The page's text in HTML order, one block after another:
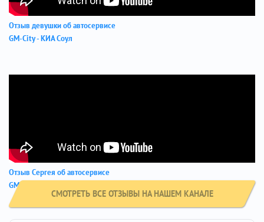
Отзыв девушки об автосервисе
GM-City - КИА Соул
Отзыв Сергея об автосервисе
GM City - Hyundai Elantra
СМОТРЕТЬ ВСЕ ОТЗЫВЫ НА НАШЕМ КАНАЛЕ